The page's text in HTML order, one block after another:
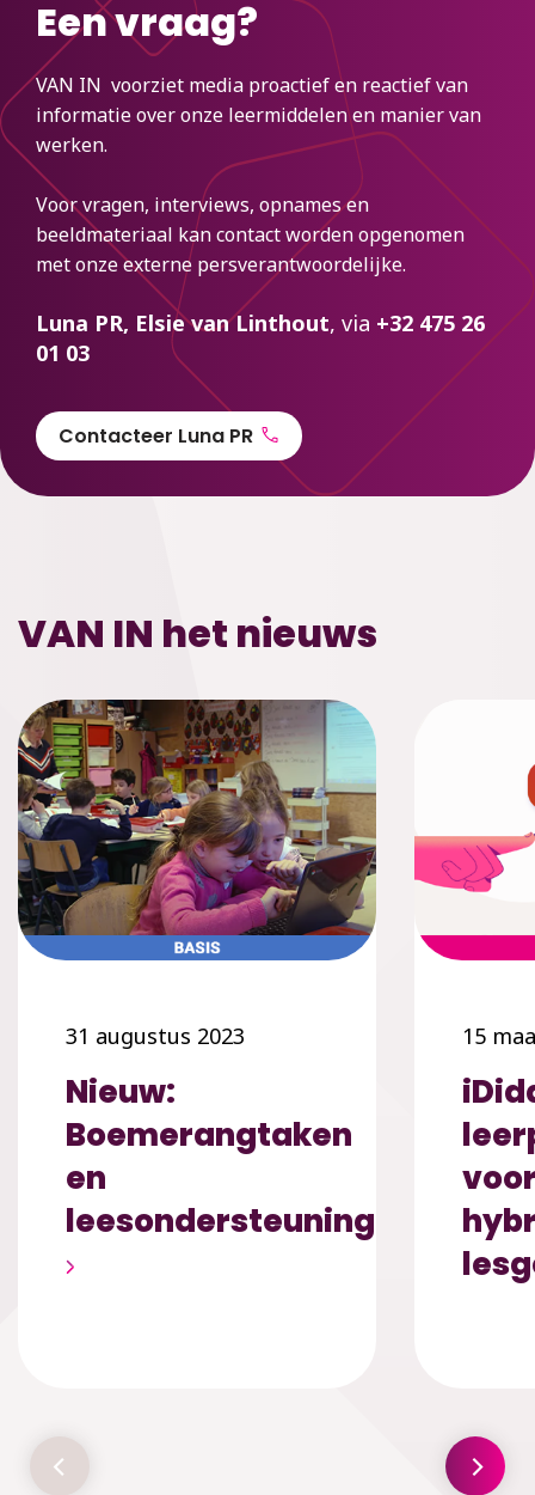
Een vraag?
VAN IN voorziet media proactief en reactief van
informatie over onze leermiddelen en manier van
werken.
Voor vragen, interviews, opnames en
beeldmateriaal kan contact worden opgenomen
met onze externe persverantwoordelijke.
Luna PR, Elsie van Linthout, via +32 475 26
01 03
Contacteer Luna PR
VAN IN het nieuws
31 augustus 2023
Nieuw:
Boemerangtaken
en
leesondersteuning
15